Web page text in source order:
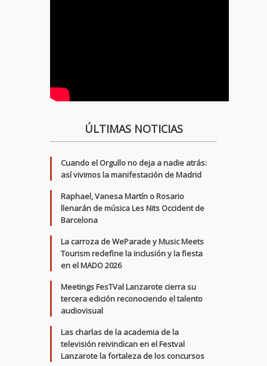
ÚLTIMAS NOTICIAS
Cuando el Orgullo no deja a nadie atrás:
así vivimos la manifestación de Madrid
Raphael, Vanesa Martín o Rosario
llenarán de música Les Nits Occident de
Barcelona
La carroza de WeParade y Music Meets
Tourism redefine la inclusión y la fiesta
en el MADO 2026
Meetings FesTVal Lanzarote cierra su
tercera edición reconociendo el talento
audiovisual
Las charlas de la academia de la
televisión reivindican en el Festval
Lanzarote la fortaleza de los concursos